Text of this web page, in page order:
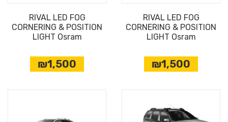
RIVAL LED FOG
CORNERING & POSITION
LIGHT Osram
₪1,500
RIVAL LED FOG
CORNERING & POSITION
LIGHT Osram
₪1,500